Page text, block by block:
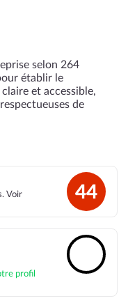
selon 264
établir le
et accessible,
de
Voir
44
profil